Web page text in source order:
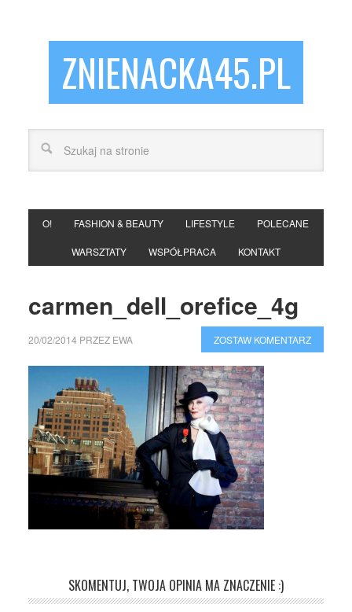
ZNIENACKA45.PL
O! FASHION & BEAUTY LIFESTYLE POLECANE
WARSZTATY WSPÓŁPRACA KONTAKT
carmen_dell_orefice_4g
20/02/2014 PRZEZ EWA ZOSTAW KOMENTARZ
SKOMENTUJ, TWOJA OPINIA MA ZNACZENIE :)